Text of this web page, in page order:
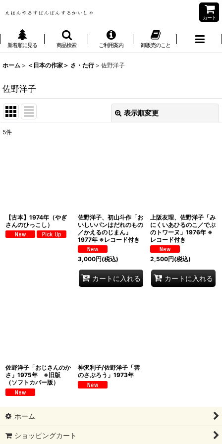
カート
新着順に見る 商品検索 ご利用案内 卸販売のこと
ホーム > ＜日本の作家＞ さ・た行 > 佐野洋子
佐野洋子
表示順変更
5件
【古本】1974年（やぎ
さんのひっこし）
佐野洋子、初山斗作「お
いしいパンはだれのもの
／かえるのじまん」
1977年 ※レコード付き
3,000円(税込)
カートに入れる
上阪友理、佐野洋子「み
にくいあひるのこ／でぶ
のトワーヌ」1976年 ※
レコード付き
2,500円(税込)
カートに入れる
佐野洋子「おじさんのか
さ」1975年 ※旧版
（ソフトカバー版）
神沢利子/佐野洋子「雲
のさぶろう」1973年
ホーム
ショッピングカート